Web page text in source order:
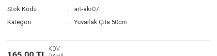
Stok Kodu
art-akr07
Kategori
Yuvarlak Çıta 50cm
KDV